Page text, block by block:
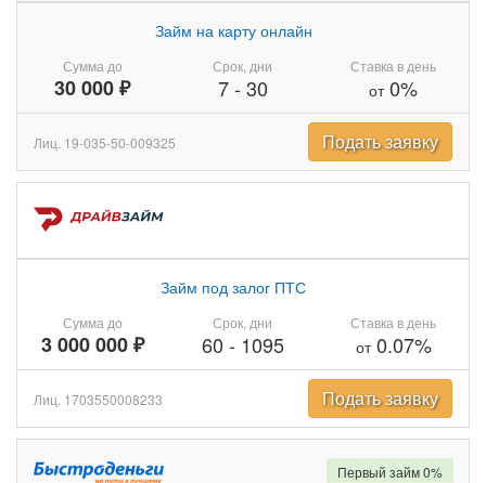
Сумма до
30 000 ₽
Займ на карту онлайн
Срок, дни
7- 30
Ставка в день
от0%
Лиц. 19-035-50-009325 Подать заявку
Сумма до
3 000 000 ₽
Займ под залог ПТС
Срок, дни
60 - 1095
Ставка в день
от0.07%
Лиц. 1703550008233 Подать заявку
Первый займ 0%